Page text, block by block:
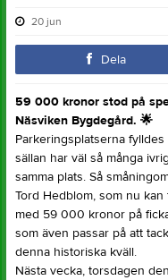
20 jun
Dela
59 000 kronor stod på
Näsviken Bygdegård. 🌟
Parkeringsplatserna
sällan har väl så många
samma plats. Så
Tord Hedblom, som nu
med 59 000 kronor på
som även passar på att
denna historiska kväll.
Nästa vecka, torsdagen